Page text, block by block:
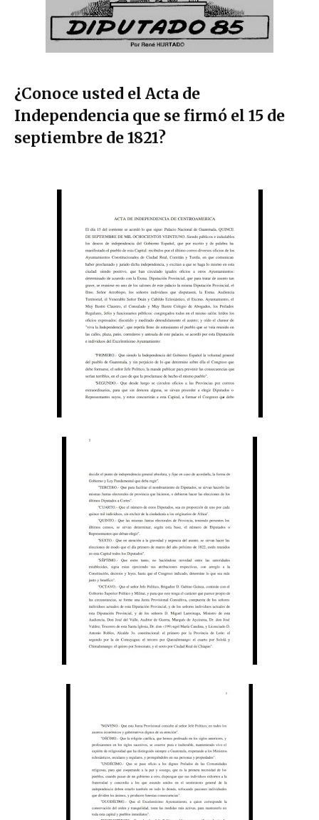
¿Conoce usted el Acta de
Independencia que se firmó el 15 de
septiembre de 1821?